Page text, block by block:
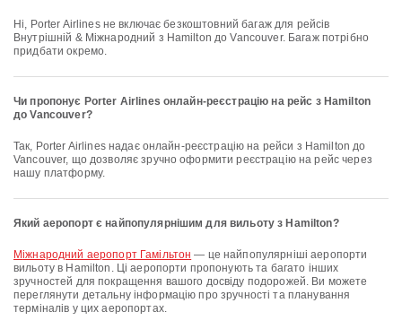
Ні, Porter Airlines не включає безкоштовний багаж для рейсів
Внутрішній & Міжнародний з Hamilton до Vancouver. Багаж потрібно
придбати окремо.
Чи пропонує Porter Airlines онлайн-реєстрацію на рейс з Hamilton
до Vancouver?
Так, Porter Airlines надає онлайн-реєстрацію на рейси з Hamilton до
Vancouver, що дозволяє зручно оформити реєстрацію на рейс через
нашу платформу.
Який аеропорт є найпопулярнішим для вильоту з Hamilton?
Міжнародний аеропорт Гамільтон — це найпопулярніші аеропорти
вильоту в Hamilton. Ці аеропорти пропонують та багато інших
зручностей для покращення вашого досвіду подорожей. Ви можете
переглянути детальну інформацію про зручності та планування
терміналів у цих аеропортах.